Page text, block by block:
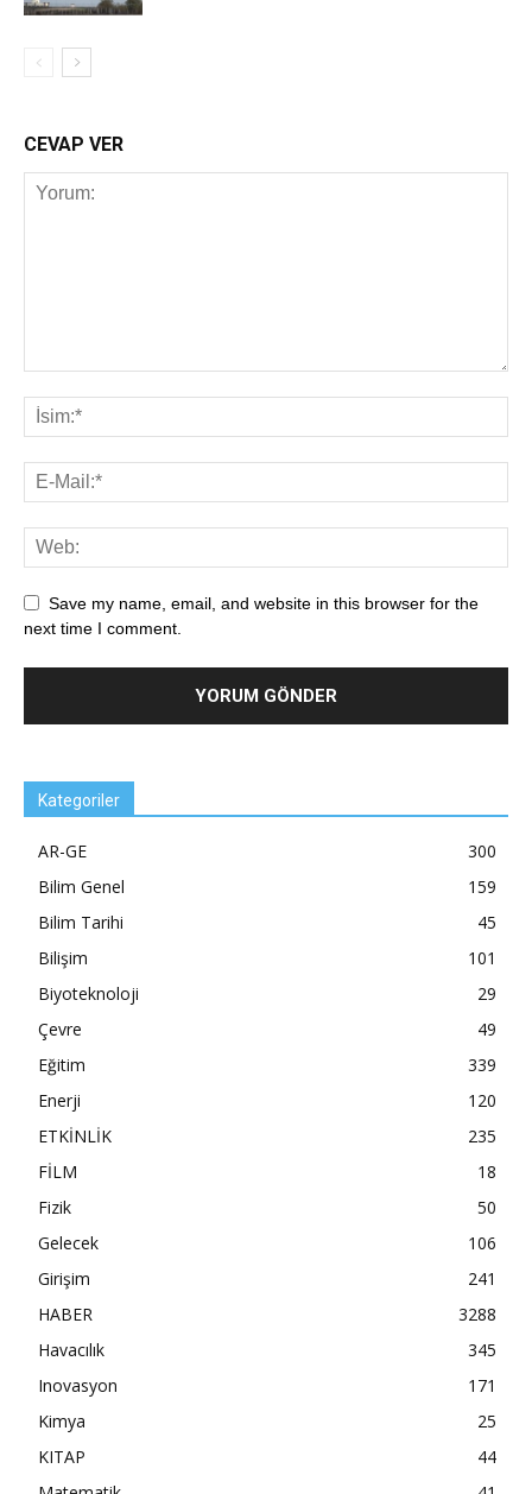
CEVAP VER
Save my name, email, and website in this browser for the
next time I comment.
Kategoriler
AR-GE
300
Bilim Genel
159
Bilim Tarihi
45
Bilişim
101
Biyoteknoloji
29
Çevre
49
Eğitim
339
Enerji
120
ETKİNLİK
235
FİLM
18
Fizik
50
Gelecek
106
Girişim
241
HABER
3288
Havacılık
345
Inovasyon
171
Kimya
25
KITAP
44